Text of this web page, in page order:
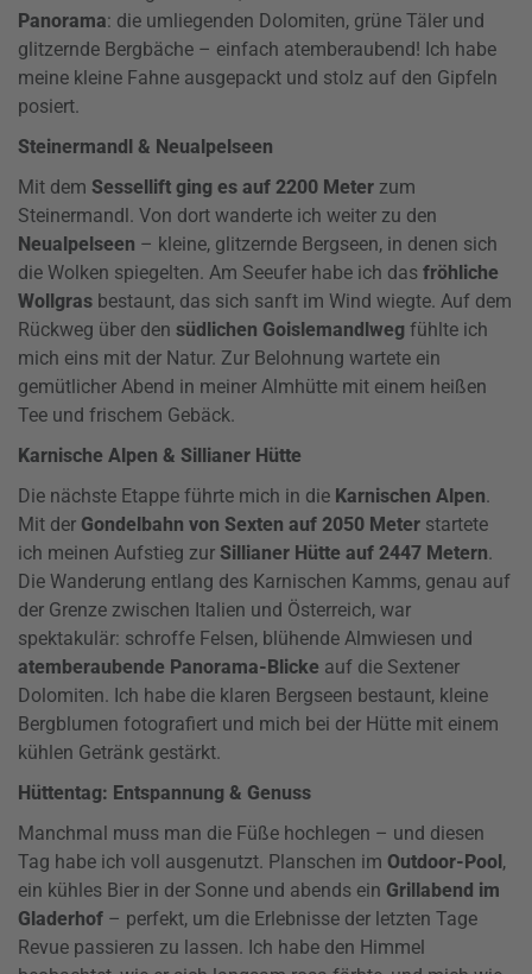
Panorama: die umliegenden Dolomiten, grüne Täler und
glitzernde Bergbäche – einfach atemberaubend! Ich habe
meine kleine Fahne ausgepackt und stolz auf den Gipfeln
posiert.
Steinermandl & Neualpelseen
Mit dem Sessellift ging es auf 2200 Meter zum
Steinermandl. Von dort wanderte ich weiter zu den
Neualpelseen – kleine, glitzernde Bergseen, in denen sich
die Wolken spiegelten. Am Seeufer habe ich das fröhliche
Wollgras bestaunt, das sich sanft im Wind wiegte. Auf dem
Rückweg über den südlichen Goislemandlweg fühlte ich
mich eins mit der Natur. Zur Belohnung wartete ein
gemütlicher Abend in meiner Almhütte mit einem heißen
Tee und frischem Gebäck.
Karnische Alpen & Sillianer Hütte
Die nächste Etappe führte mich in die Karnischen Alpen.
Mit der Gondelbahn von Sexten auf 2050 Meter startete
ich meinen Aufstieg zur Sillianer Hütte auf 2447 Metern.
Die Wanderung entlang des Karnischen Kamms, genau auf
der Grenze zwischen Italien und Österreich, war
spektakulär: schroffe Felsen, blühende Almwiesen und
atemberaubende Panorama-Blicke auf die Sextener
Dolomiten. Ich habe die klaren Bergseen bestaunt, kleine
Bergblumen fotografiert und mich bei der Hütte mit einem
kühlen Getränk gestärkt.
Hüttentag: Entspannung & Genuss
Manchmal muss man die Füße hochlegen – und diesen
Tag habe ich voll ausgenutzt. Planschen im Outdoor-Pool,
ein kühles Bier in der Sonne und abends ein Grillabend im
Gladerhof – perfekt, um die Erlebnisse der letzten Tage
Revue passieren zu lassen. Ich habe den Himmel